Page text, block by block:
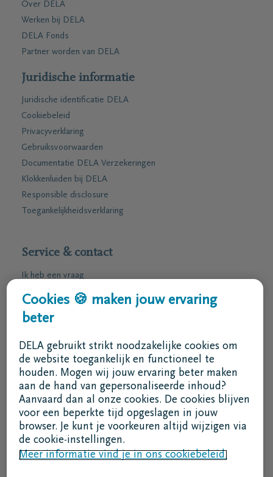
Over DELA
Werken bij DELA
DELA Fonds
Partner worden van DELA
Juridische informatie
Juridische identificatie DELA
Cookiebeleid
Privacyverklaring
Gebruiksvoorwaarden
Documentatie DELA Verzekeringen
Klokkenluiden bij DELA
Responsible disclosure
Toegankelijkheidsverklaring
Service & contact
Ik heb een vraag
Ik wens een afspraak
Ik wens een brochure per post
ma - vr 8u30 -17u
Ik ben een bemiddelaar
Aanmelden in DELAconnect
Ik ben een leverancier
MVO code
Cookies 🍪 maken jouw ervaring
beter
DELA gebruikt strikt noodzakelijke cookies om
de website toegankelijk en functioneel te
houden. Mogen wij jouw ervaring beter maken
aan de hand van gepersonaliseerde inhoud?
Aanvaard dan al onze cookies. De cookies blijven
voor een beperkte tijd opgeslagen in jouw
browser. Je kunt je voorkeuren altijd wijzigen via
de cookie-instellingen.
Meer informatie vind je in ons cookiebeleid.